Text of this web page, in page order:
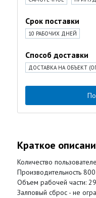
Срок поставки
10 РАБОЧИХ ДНЕЙ
Способ доставки
ДОСТАВКА НА ОБЪЕКТ
Краткое
Количество
Производительность 800
Объем рабочей части:
Залповый сброс - не